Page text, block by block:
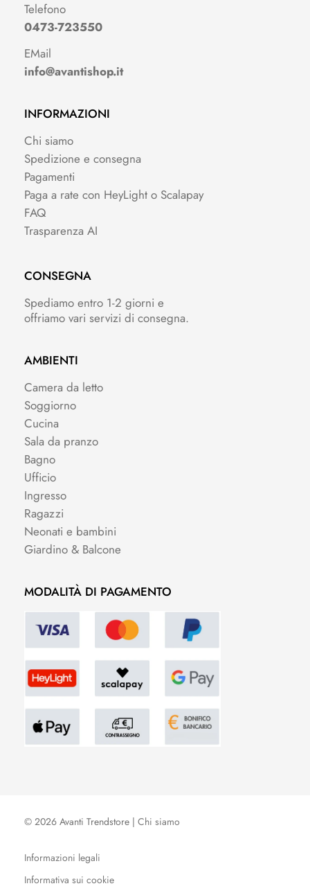
Telefono
0473-723550
EMail
info@avantishop.it
INFORMAZIONI
Chi siamo
Spedizione e consegna
Pagamenti
Paga a rate con HeyLight o Scalapay
FAQ
Trasparenza AI
CONSEGNA
Spediamo entro 1-2 giorni e
offriamo vari servizi di consegna.
AMBIENTI
Camera da letto
Soggiorno
Cucina
Sala da pranzo
Bagno
Ufficio
Ingresso
Ragazzi
Neonati e bambini
Giardino & Balcone
MODALITÀ DI PAGAMENTO
© 2026 Avanti Trendstore | Chi siamo
Informazioni legali
Informativa sui cookie